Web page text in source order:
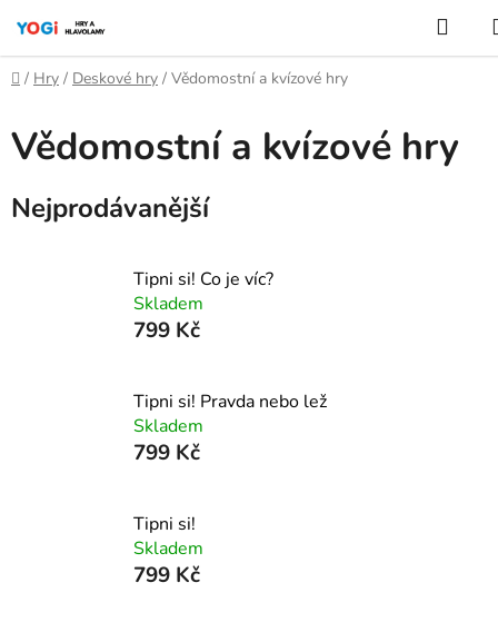
obsah
Domů
/ Hry / Deskové hry / Vědomostní a kvízové hry
Vědomostní a kvízové hry
Nejprodávanější
Tipni si! Co je víc?
Skladem
799 Kč
Tipni si! Pravda nebo lež
Skladem
799 Kč
Tipni si!
Skladem
799 Kč